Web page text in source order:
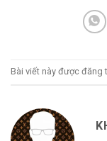
Bài viết này được đăng